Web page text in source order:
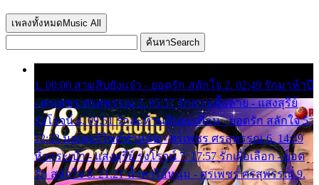
เพลงทั้งหมด Music All
ค้นหาSearch
1. 00:00 สามสิบยังแจ๋ว - ยอดรัก สลักใจ 2. 02:49 รักมาห้าปี
- ศรเพชร ศรสุพรรณ 3. 05:57 รักสาวเสื้อลาย - แสงสุรีย์
รุ่งโรจน์ 4. 09:51 รักสะท้านดินสะเทือน - ยอดรัก สลักใจ 5.
12:23 มอเตอร์ไซค์ทำหล่น - ศรเพชร ศรสุพรรณ 6. 14:49
หิ้วกระเป๋า - แสงสุรีย์ รุ่งโรจน์ 7. 17:57 รักเผื่อเลือก - ยอด
รัก สลักใจ 8. 21:21 น้ำตาไอ้หนุ่ม - ศรเพชร ศรสุพรรณ 9.